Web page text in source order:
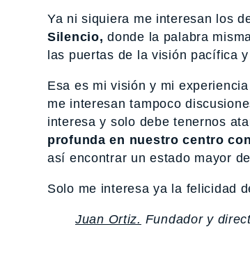
Ya ni siquiera me interesan los
Silencio, donde la palabra
las puertas de la visión pacífica
Esa es mi visión y mi
me interesan tampoco
interesa y solo debe tenernos
profunda en nuestro centro
así encontrar un estado mayor
Solo me interesa ya la felicidad
Juan Ortiz. Fundador y